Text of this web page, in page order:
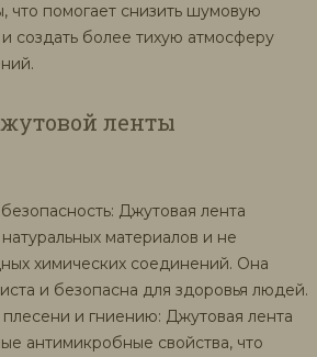
что помогает снизить шумовую
и создать более тихую атмосферу
ленты
Джутовая лента
материалов и не
химических соединений. Она
и безопасна для здоровья людей.
плесени и гниению: Джутовая лента
антимикробные свойства, что